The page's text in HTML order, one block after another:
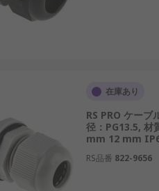
工環境に適した取り付け方式
は、太陽光発電パネルや風
の自動化設備や半導体製造
され、安全な配線を実現しま
線保護に利用されます。
在庫あり
RS PRO ケーブ
径：PG13.5, 材
mm 12 mm
RS品番 822-9656